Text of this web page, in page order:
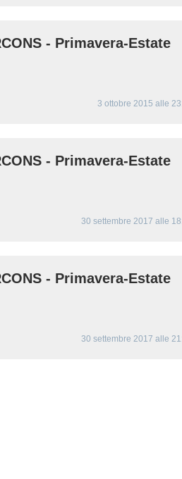
- Primavera-Estate
3 ottobre 2015 alle
- Primavera-Estate
30 settembre 2017 alle
- Primavera-Estate
30 settembre 2017 alle